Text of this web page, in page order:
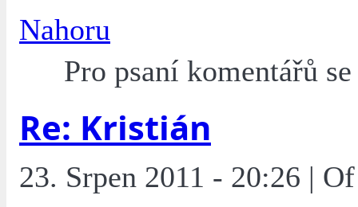
Nahoru
Pro psaní komentářů
Re: Kristián
23. Srpen 2011 - 20:26 |